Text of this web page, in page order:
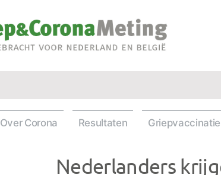
Over Corona Resultaten Griepvaccinatie
Nederlanders